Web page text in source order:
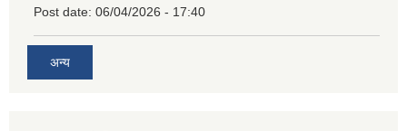
Post date: 06/04/2026 - 17:40
अन्य